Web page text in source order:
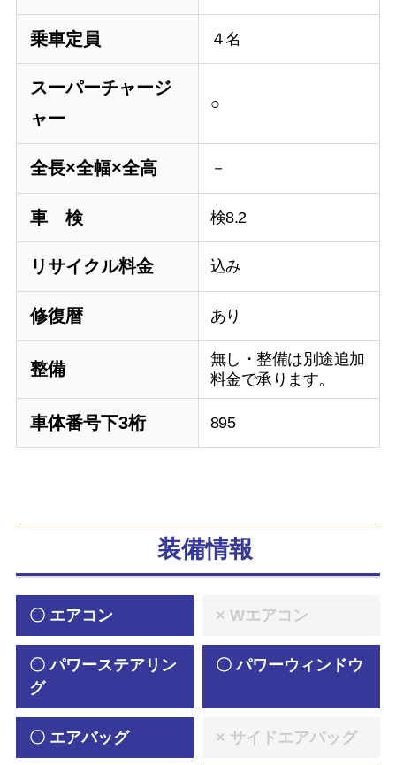
乗車定員 ４名
スーパーチャージ
ャー
○
全長×全幅×全高 －
車 検 検8.2
リサイクル料金 込み
修復暦 あり
整備
無し・整備は別途追加
料金で承ります。
車体番号下3桁 895
装備情報
〇 エアコン × Wエアコン
〇 パワーステアリン
グ
〇 パワーウィンドウ
〇 エアバッグ × サイドエアバッグ